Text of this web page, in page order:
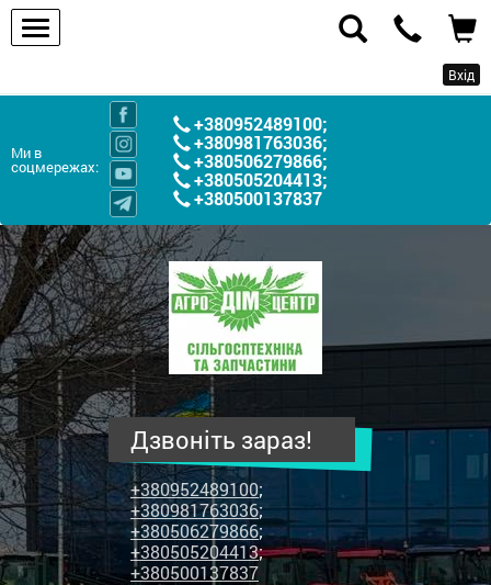
Вхід
Ми в
соцмережах:
+380952489100;
+380981763036;
+380506279866;
+380505204413;
+380500137837
ПП
"Агродім-
центр"
-
продаж
сільськогосподарської
техніки
та
запчастин
Дзвоніть зараз!
+380952489100;
+380981763036;
+380506279866;
+380505204413;
+380500137837